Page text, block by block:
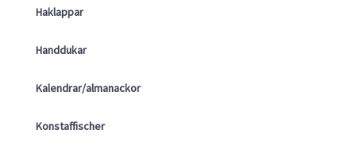
Haklappar
Handdukar
Kalendrar/almanackor
Konstaffischer